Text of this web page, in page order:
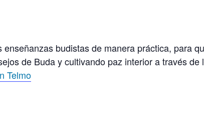
budistas de manera práctica, para
de Buda y cultivando paz interior a través
Telmo